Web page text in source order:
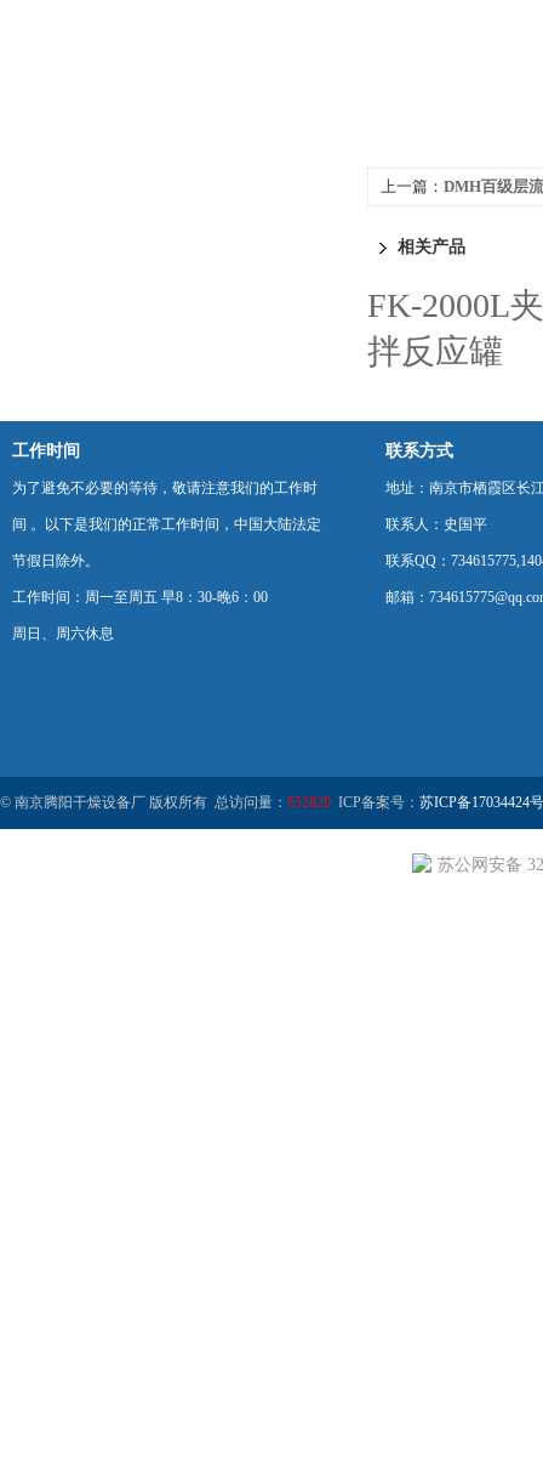
上一篇： DMH百级层
相关产品
FK-2000L
拌反应罐
工作时间
为了避免不必要的等待，敬请注意我们的工作时
间 。以下是我们的正常工作时间，中国大陆法定
节假日除外。
工作时间：周一至周五 早8：30-晚6：00
周日、周六休息
联系方式
地址：南京市栖霞区长
联系人：史国平
联系QQ：
邮箱：
© 南京腾阳干燥设备厂 版权所有 总访问量： 652820 ICP备案号： 苏ICP备17034424
苏公网安备